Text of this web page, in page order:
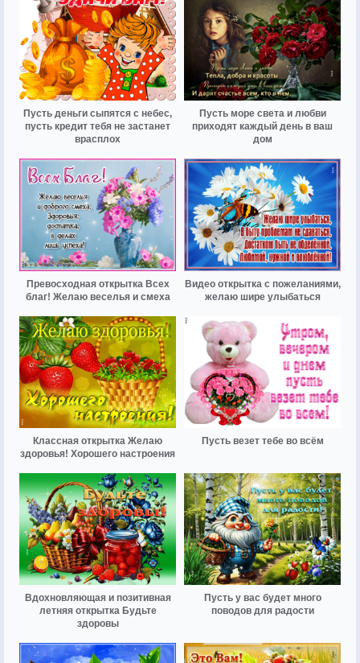
Пусть деньги сыпятся с небес,
пусть кредит тебя не застанет
врасплох
Пусть море света и любви
приходят каждый день в ваш
дом
Превосходная открытка Всех
благ! Желаю веселья и смеха
Видео открытка с пожеланиями,
желаю шире улыбаться
Классная открытка Желаю
здоровья! Хорошего настроения
Пусть везет тебе во всём
Вдохновляющая и позитивная
летняя открытка Будьте
здоровы
Пусть у вас будет много
поводов для радости